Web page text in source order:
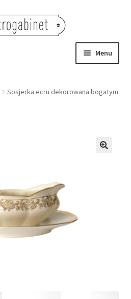
Menu
Sosjerka ecru dekorowana bogatym